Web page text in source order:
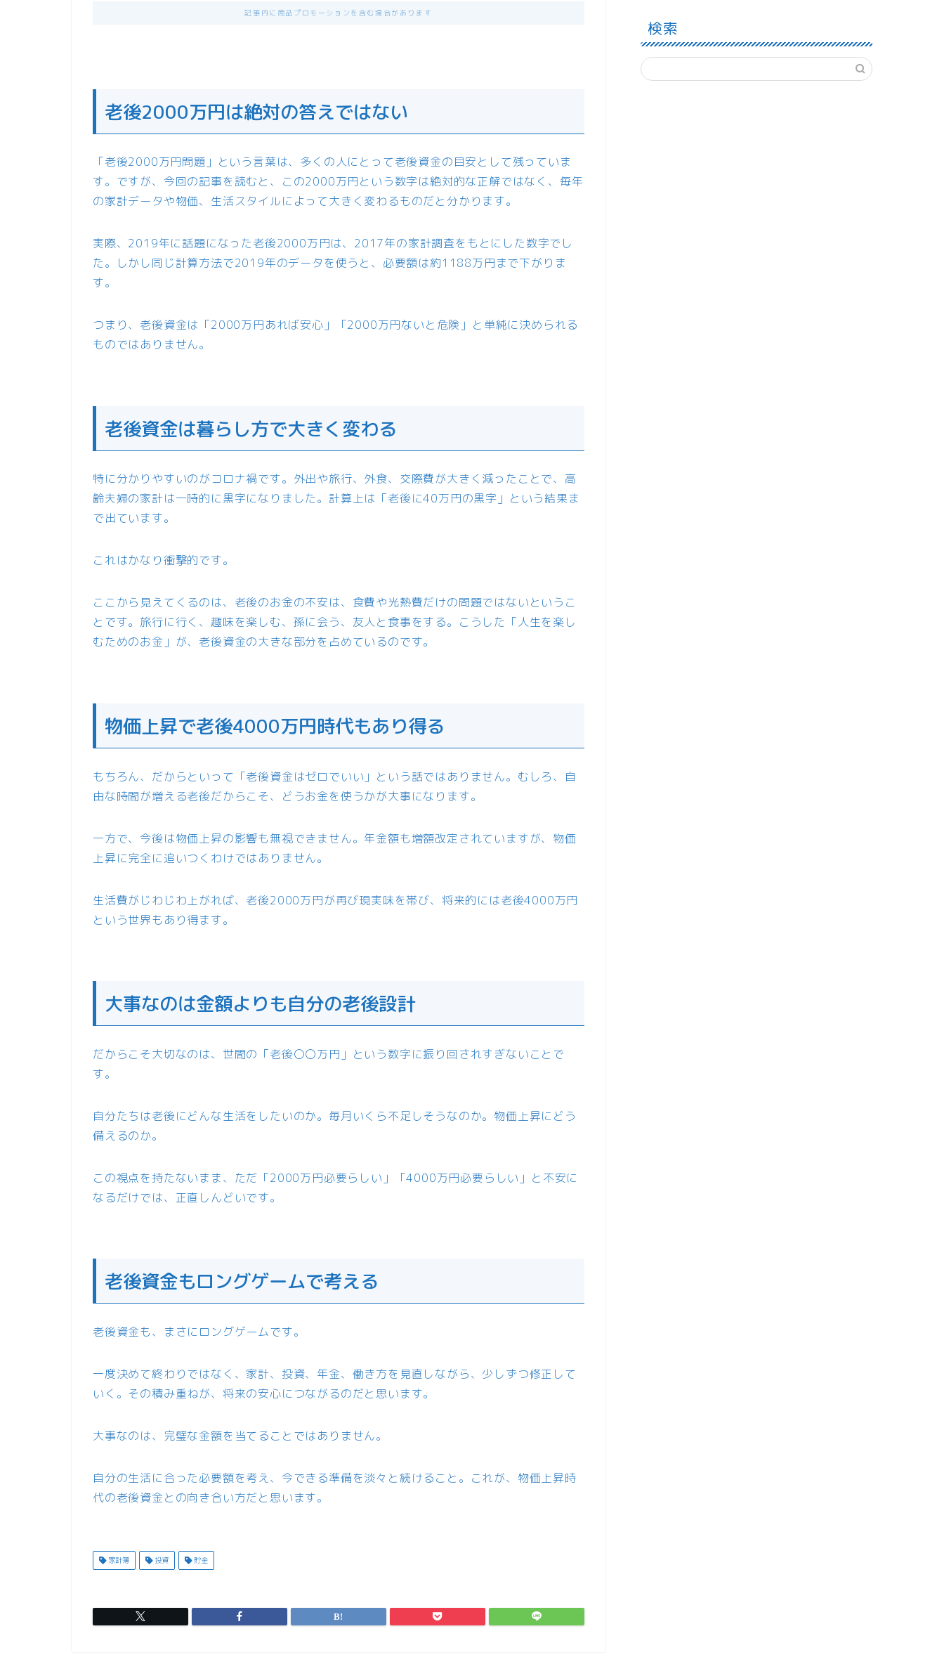
記事内に商品プロモーションを含む場合があります
老後2000万円は絶対の答えではない
「老後2000万円問題」という言葉は、多くの人にとって老後資金の目安として残っていま
す。ですが、今回の記事を読むと、この2000万円という数字は絶対的な正解ではなく、毎年
の家計データや物価、生活スタイルによって大きく変わるものだと分かります。
実際、2019年に話題になった老後2000万円は、2017年の家計調査をもとにした数字でし
た。しかし同じ計算方法で2019年のデータを使うと、必要額は約1188万円まで下がりま
す。
つまり、老後資金は「2000万円あれば安心」「2000万円ないと危険」と単純に決められる
ものではありません。
老後資金は暮らし方で大きく変わる
特に分かりやすいのがコロナ禍です。外出や旅行、外食、交際費が大きく減ったことで、高
齢夫婦の家計は一時的に黒字になりました。計算上は「老後に40万円の黒字」という結果ま
で出ています。
これはかなり衝撃的です。
ここから見えてくるのは、老後のお金の不安は、食費や光熱費だけの問題ではないというこ
とです。旅行に行く、趣味を楽しむ、孫に会う、友人と食事をする。こうした「人生を楽し
むためのお金」が、老後資金の大きな部分を占めているのです。
物価上昇で老後4000万円時代もあり得る
もちろん、だからといって「老後資金はゼロでいい」という話ではありません。むしろ、自
由な時間が増える老後だからこそ、どうお金を使うかが大事になります。
一方で、今後は物価上昇の影響も無視できません。年金額も増額改定されていますが、物価
上昇に完全に追いつくわけではありません。
生活費がじわじわ上がれば、老後2000万円が再び現実味を帯び、将来的には老後4000万円
という世界もあり得ます。
大事なのは金額よりも自分の老後設計
だからこそ大切なのは、世間の「老後〇〇万円」という数字に振り回されすぎないことで
す。
自分たちは老後にどんな生活をしたいのか。毎月いくら不足しそうなのか。物価上昇にどう
備えるのか。
この視点を持たないまま、ただ「2000万円必要らしい」「4000万円必要らしい」と不安に
なるだけでは、正直しんどいです。
老後資金もロングゲームで考える
老後資金も、まさにロングゲームです。
一度決めて終わりではなく、家計、投資、年金、働き方を見直しながら、少しずつ修正して
いく。その積み重ねが、将来の安心につながるのだと思います。
大事なのは、完璧な金額を当てることではありません。
自分の生活に合った必要額を考え、今できる準備を淡々と続けること。これが、物価上昇時
代の老後資金との向き合い方だと思います。
家計簿 投資 貯金
検索